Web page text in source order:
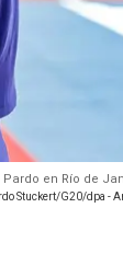
en Río de
Stuckert/G20/dpa -